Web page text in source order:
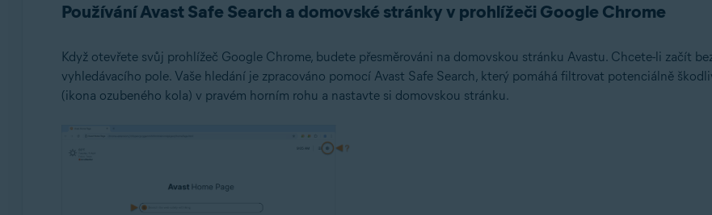
Používání Avast Safe Search a domovské stránky v prohlížeči Google Chrome
Když otevřete svůj prohlížeč Google Chrome, budete přesměrováni na domovskou stránku Avastu. Chcete-li začít
vyhledávacího pole. Vaše hledání je zpracováno pomocí Avast Safe Search, který pomáhá filtrovat potenciálně
(ikona ozubeného kola) v pravém horním rohu a nastavte si domovskou stránku.